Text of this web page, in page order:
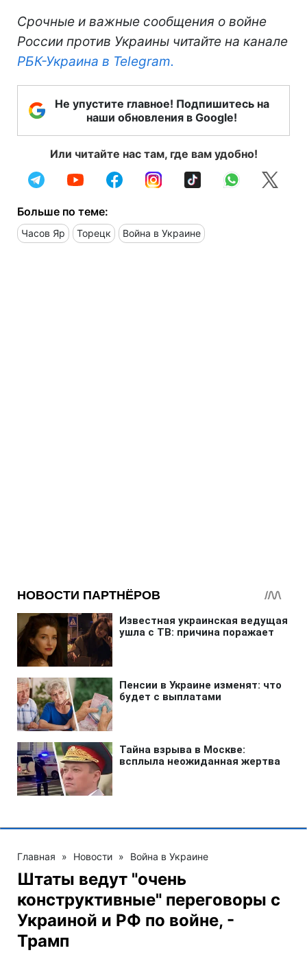
Срочные и важные сообщения о войне
России против Украины читайте на канале
РБК-Украина в Telegram.
Не упустите главное! Подпишитесь на
наши обновления в Google!
Или читайте нас там, где вам удобно!
Больше по теме:
Часов Яр Торецк Война в Украине
Главная » Новости » Война в Украине
Штаты ведут "очень
конструктивные" переговоры с
Украиной и РФ по войне, -
Трамп